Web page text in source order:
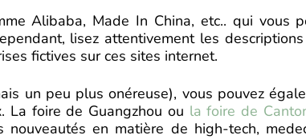
Alibaba, Made In China, etc.. qui vous
lisez attentivement les
fictives sur ces sites internet.
un peu plus onéreuse), vous pouvez
La foire de Guangzhou ou la foire de
en matière de high-tech,